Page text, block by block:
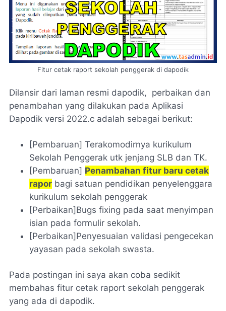
Fitur cetak raport sekolah penggerak di dapodik
Dilansir dari laman resmi dapodik, perbaikan dan
penambahan yang dilakukan pada Aplikasi
Dapodik versi 2022.c adalah sebagai berikut:
[Pembaruan] Terakomodirnya kurikulum
Sekolah Penggerak utk jenjang SLB dan TK.
[Pembaruan] Penambahan fitur baru cetak
rapor bagi satuan pendidikan penyelenggara
kurikulum sekolah penggerak
[Perbaikan]Bugs fixing pada saat menyimpan
isian pada formulir sekolah.
[Perbaikan]Penyesuaian validasi pengecekan
yayasan pada sekolah swasta.
Pada postingan ini saya akan coba sedikit
membahas fitur cetak raport sekolah penggerak
yang ada di dapodik.